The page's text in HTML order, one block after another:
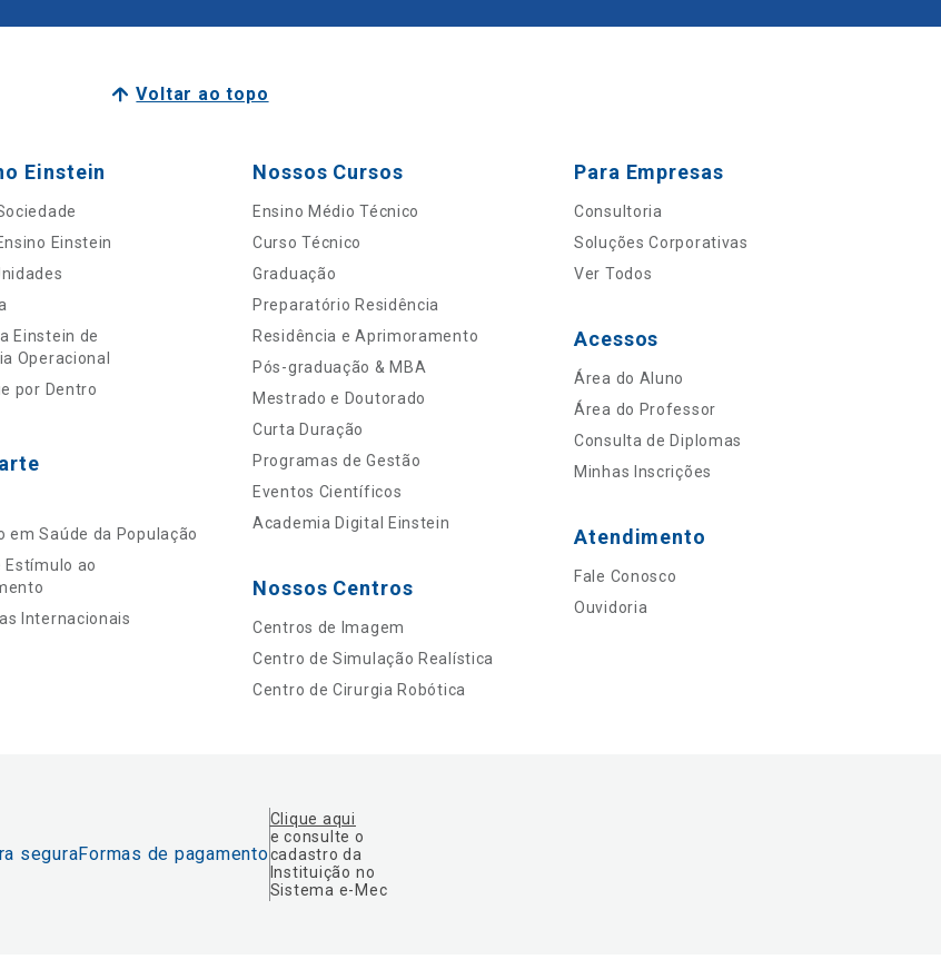
Voltar ao topo
Einstein
Einstein
Einstein de
Operacional
por Dentro
em Saúde da População
Estímulo ao
Internacionais
Nossos Cursos
Ensino Médio Técnico
Curso Técnico
Graduação
Preparatório Residência
Residência e Aprimoramento
Pós-graduação & MBA
Mestrado e Doutorado
Curta Duração
Programas de Gestão
Eventos Científicos
Academia Digital Einstein
Nossos Centros
Centros de Imagem
Centro de Simulação Realística
Centro de Cirurgia Robótica
Para Empresas
Consultoria
Soluções Corporativas
Ver Todos
Acessos
Área do Aluno
Área do Professor
Consulta de Diplomas
Minhas Inscrições
Atendimento
Fale Conosco
Ouvidoria
seguraFormas de pagamento
Clique aqui
e consulte o
cadastro da
Instituição no
Sistema e-Mec